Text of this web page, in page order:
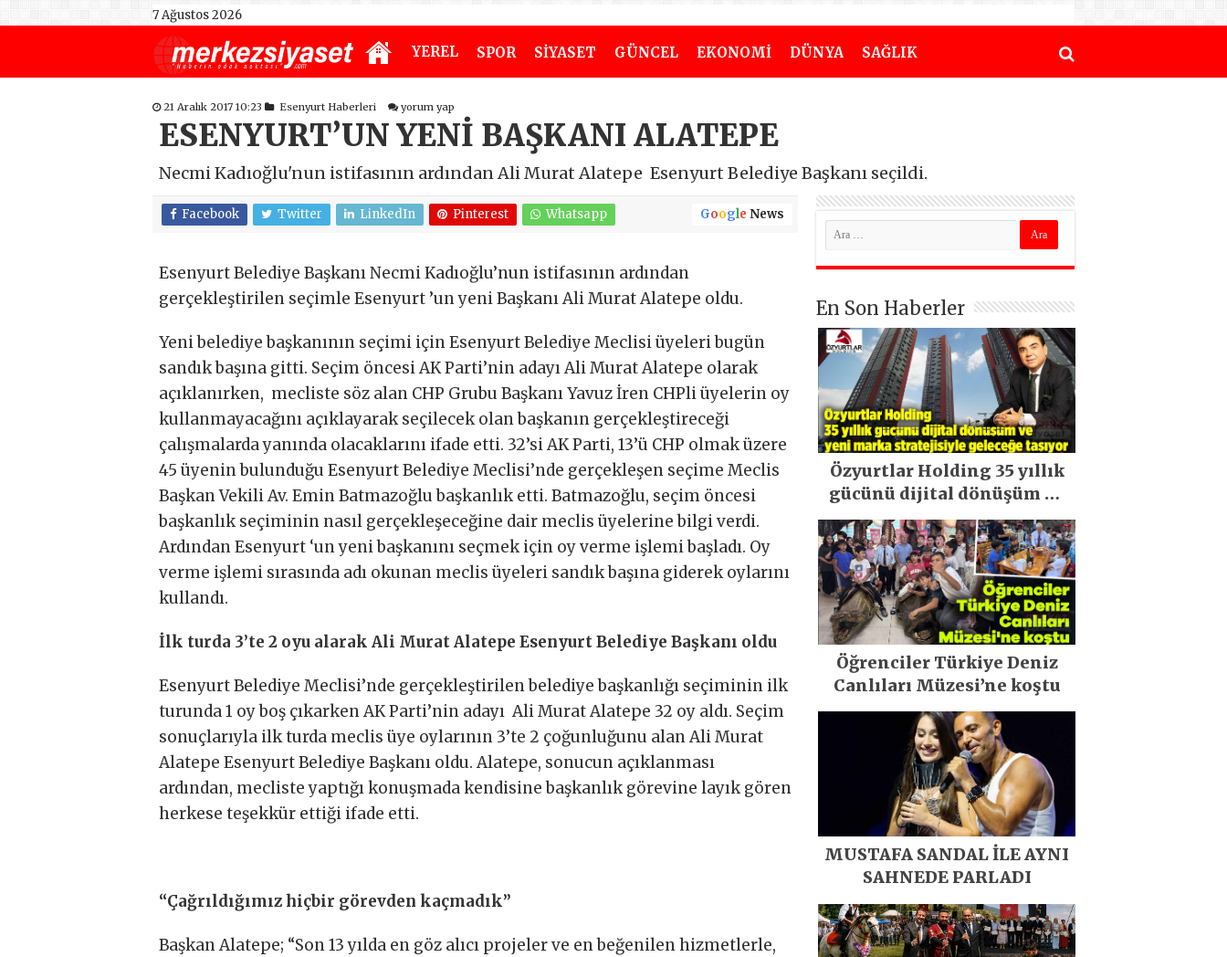
7 Ağustos 2026
YEREL SPOR SİYASET GÜNCEL EKONOMİ DÜNYA SAĞLIK
21 Aralık 2017 10:23 Esenyurt Haberleri yorum yap
ESENYURT’UN YENİ BAŞKANI ALATEPE
Necmi Kadıoğlu'nun istifasının ardından Ali Murat Alatepe Esenyurt Belediye Başkanı seçildi.
Facebook Twitter LinkedIn Pinterest Whatsapp Google News
Esenyurt Belediye Başkanı Necmi Kadıoğlu’nun istifasının ardından
gerçekleştirilen seçimle Esenyurt ’un yeni Başkanı Ali Murat Alatepe oldu.
Yeni belediye başkanının seçimi için Esenyurt Belediye Meclisi üyeleri bugün
sandık başına gitti. Seçim öncesi AK Parti’nin adayı Ali Murat Alatepe olarak
açıklanırken, mecliste söz alan CHP Grubu Başkanı Yavuz İren CHPli üyelerin oy
kullanmayacağını açıklayarak seçilecek olan başkanın gerçekleştireceği
çalışmalarda yanında olacaklarını ifade etti. 32’si AK Parti, 13’ü CHP olmak üzere
45 üyenin bulunduğu Esenyurt Belediye Meclisi’nde gerçekleşen seçime Meclis
Başkan Vekili Av. Emin Batmazoğlu başkanlık etti. Batmazoğlu, seçim öncesi
başkanlık seçiminin nasıl gerçekleşeceğine dair meclis üyelerine bilgi verdi.
Ardından Esenyurt ‘un yeni başkanını seçmek için oy verme işlemi başladı. Oy
verme işlemi sırasında adı okunan meclis üyeleri sandık başına giderek oylarını
kullandı.
İlk turda 3’te 2 oyu alarak Ali Murat Alatepe Esenyurt Belediye Başkanı oldu
Esenyurt Belediye Meclisi’nde gerçekleştirilen belediye başkanlığı seçiminin ilk
turunda 1 oy boş çıkarken AK Parti’nin adayı Ali Murat Alatepe 32 oy aldı. Seçim
sonuçlarıyla ilk turda meclis üye oylarının 3’te 2 çoğunluğunu alan Ali Murat
Alatepe Esenyurt Belediye Başkanı oldu. Alatepe, sonucun açıklanması
ardından, mecliste yaptığı konuşmada kendisine başkanlık görevine layık gören
herkese teşekkür ettiği ifade etti.
“Çağrıldığımız hiçbir görevden kaçmadık”
Başkan Alatepe; “Son 13 yılda en göz alıcı projeler ve en beğenilen hizmetlerle,
En Son Haberler
Özyurtlar Holding 35 yıllık
gücünü dijital dönüşüm ve
yeni marka stratejisiyle
geleceğe taşıyor
Öğrenciler Türkiye Deniz
Canlıları Müzesi’ne koştu
MUSTAFA SANDAL İLE AYNI
SAHNEDE PARLADI